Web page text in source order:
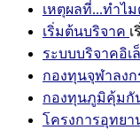
เหตุผลที่...ทำไ
เริ่มต้นบริจาค
ระบบบริจาคอิ
กองทุนจุฬาลง
กองทุนภูมิคุ้มกั
โครงการอุทยา